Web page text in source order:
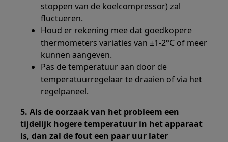
stoppen van de koelcompressor) zal
fluctueren.
Houd er rekening mee dat goedkopere
thermometers variaties van ±1-2°C of meer
kunnen aangeven.
Pas de temperatuur aan door de
temperatuurregelaar te draaien of via het
regelpaneel.
5. Als de oorzaak van het probleem een
tijdelijk hogere temperatuur in het apparaat
is, dan zal de fout een paar uur later